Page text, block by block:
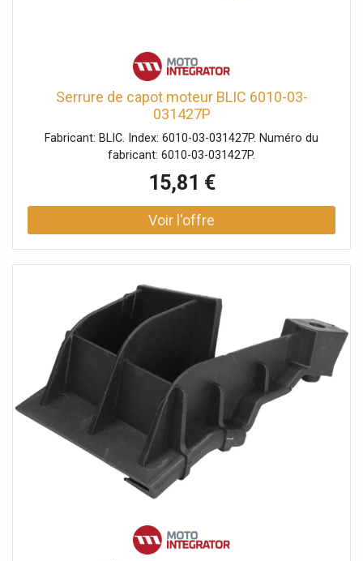
Serrure de capot moteur BLIC 6010-03-
031427P
Fabricant: BLIC. Index: 6010-03-031427P. Numéro du
fabricant: 6010-03-031427P.
15,81 €